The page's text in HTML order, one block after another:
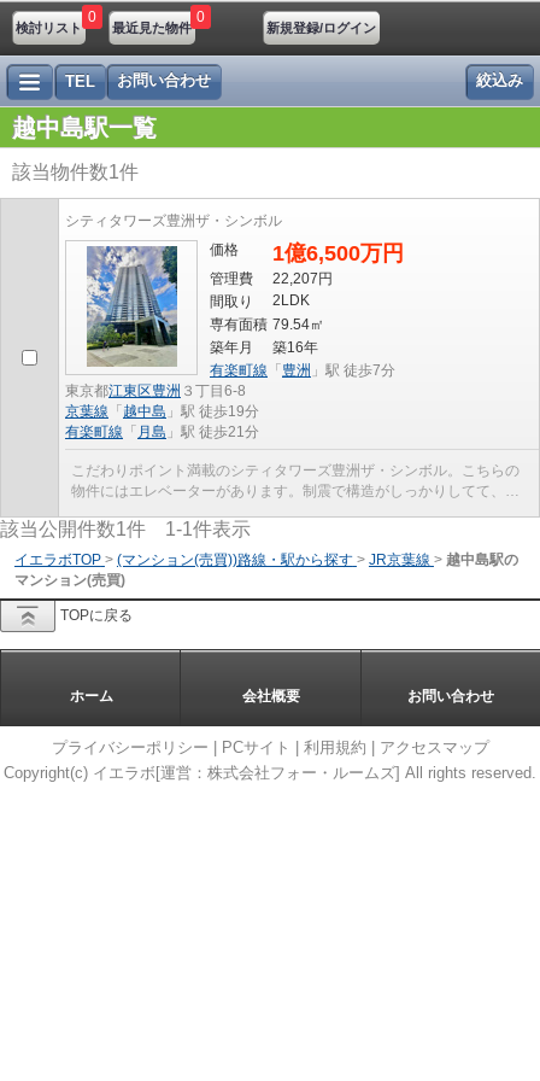
検討リスト
0
最近見た物件
0
新規登録/ログイン
絞込み
TEL お問い合わせ
越中島駅一覧
該当物件数1件
シティタワーズ豊洲ザ・シンボル
価格
1億6,500万円
管理費
22,207円
間取り
2LDK
専有面積 79.54㎡
築年月
築16年
東京都江東区豊洲 ３丁目6-8
有楽町線 「 豊洲 」駅 徒歩7分
京葉線 「 越中島 」駅 徒歩19分
有楽町線 「 月島 」駅 徒歩21分
こだわりポイント満載のシティタワーズ豊洲ザ・シンボル。こちらの
物件にはエレベーターがあります。制震で構造がしっかりしてて、建
該当公開件数1件 1-1件表示
イエラボTOP > (マンション(売買))路線・駅から探す > JR京葉線 > 越中島駅の
マンション(売買)
TOPに戻る
ホーム 会社概要 お問い合わせ
プライバシーポリシー PCサイト 利用規約
アクセスマップ
Copyright(c) イエラボ[運営：株式会社フォー・ルームズ] All rights reserved.